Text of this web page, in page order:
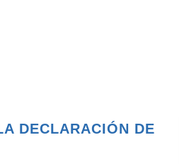
DECLARACIÓN DE